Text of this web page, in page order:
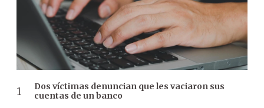
Dos víctimas denuncian que les vaciaron sus
cuentas de un banco